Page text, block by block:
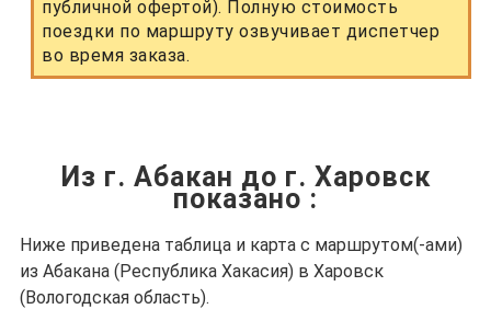
публичной офертой). Полную стоимость
поездки по маршруту озвучивает диспетчер
во время заказа.
Из г. Абакан до г. Харовск
показано :
Ниже приведена таблица и карта с маршрутом(-ами)
из Абакана (Республика Хакасия) в Харовск
(Вологодская область).